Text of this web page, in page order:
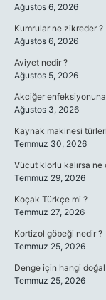
Ağustos 6, 2026
Kumrular ne zikreder ?
Ağustos 6, 2026
Aviyet nedir ?
Ağustos 5, 2026
Akciğer
Ağustos 3, 2026
Kaynak makinesi
Temmuz 30, 2026
Vücut klorlu kalırsa ne
Temmuz 29, 2026
Koçak Türkçe mi ?
Temmuz 27, 2026
Kortizol göbeği nedir ?
Temmuz 25, 2026
Denge için hangi doğal
Temmuz 25, 2026